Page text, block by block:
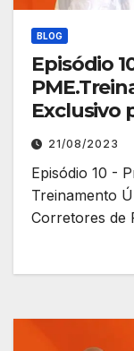
BLOG
Episódio
Exclusivo
planos.
21/08/2023
Episódio 10 -
Treinamento
Corretores de